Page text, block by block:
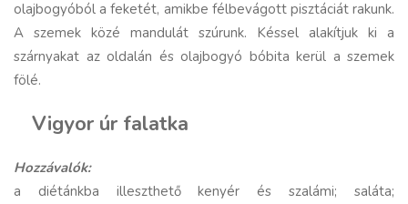
olajbogyóból a feketét, amikbe félbevágott pisztáciát rakunk.
A szemek közé mandulát szúrunk. Késsel alakítjuk ki a
szárnyakat az oldalán és olajbogyó bóbita kerül a szemek
fölé.
Vigyor úr falatka
Hozzávalók:
a diétánkba illeszthető kenyér és szalámi; saláta;